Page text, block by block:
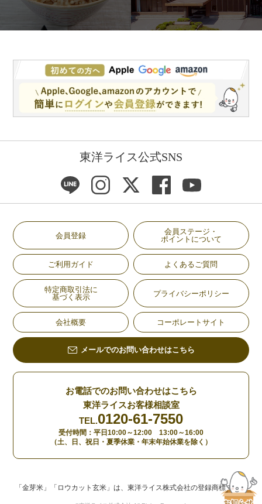
東洋ライス公式SNS
会員登録
会員ステージ・
ポイントについて
ご利用ガイド よくあるご質問
特定商取引法に
基づく表示
プライバシーポリシー
会社概要 コーポレートサイト
メールでのお問い合わせはこちら
お電話でのお問い合わせはこちら
東洋ライスお客様相談室
TEL.0120-61-7550
受付時間：平日10:00～12:00 13:00～16:00
（土、日、祝日・夏季休業・年末年始休業を除く）
「金芽米」「ロウカット玄米」は、東洋ライス株式会社の登録商標です。